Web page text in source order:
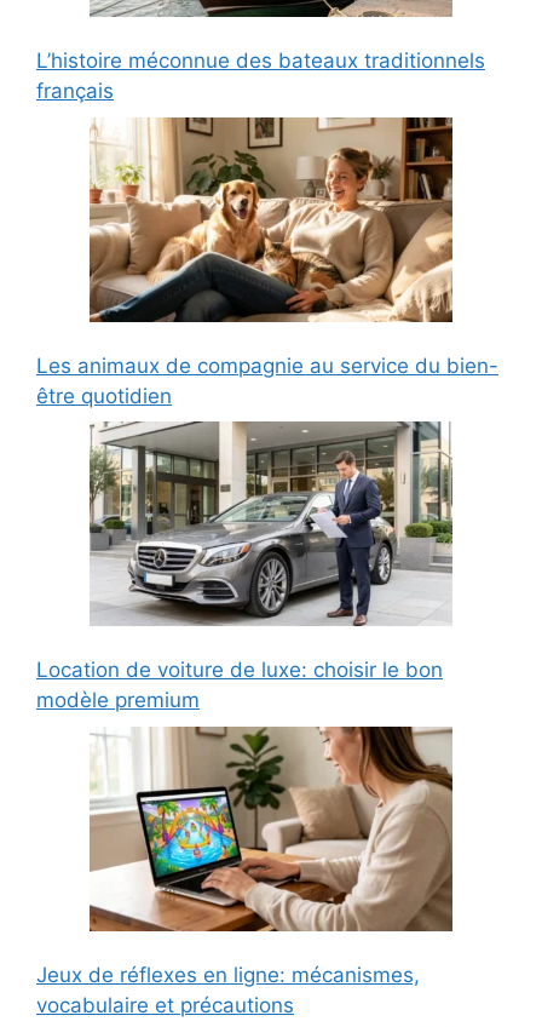
L’histoire méconnue des bateaux traditionnels
français
Les animaux de compagnie au service du bien-
être quotidien
Location de voiture de luxe: choisir le bon
modèle premium
Jeux de réflexes en ligne: mécanismes,
vocabulaire et précautions